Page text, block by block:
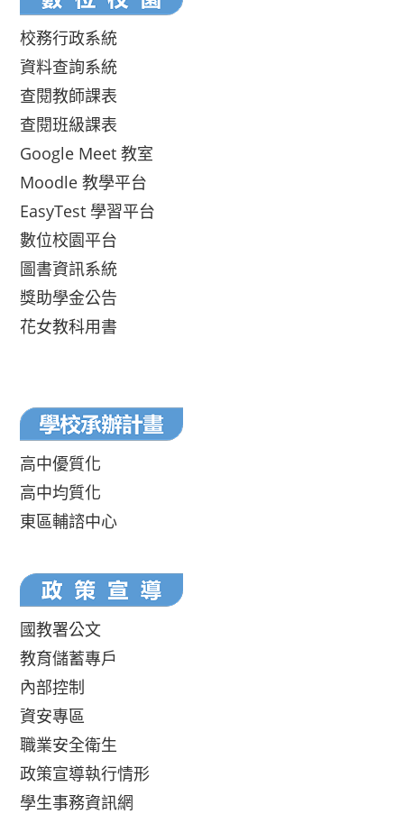
校務行政系統
資料查詢系統
查閱教師課表
查閱班級課表
Google Meet 教室
Moodle 教學平台
EasyTest 學習平台
數位校園平台
圖書資訊系統
獎助學金公告
花女教科用書
高中優質化
高中均質化
東區輔諮中心
國教署公文
教育儲蓄專戶
內部控制
資安專區
職業安全衛生
政策宣導執行情形
學生事務資訊網